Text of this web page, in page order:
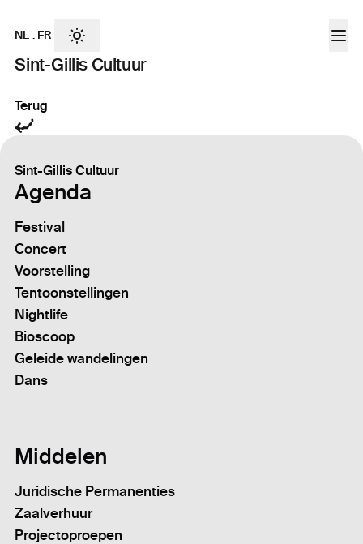
Sint-Gillis Cultuur
NL . FR
Terug
Sint-Gillis Cultuur
Agenda
Festival
Concert
Voorstelling
Tentoonstellingen
Nightlife
Bioscoop
Geleide wandelingen
Dans
Middelen
Juridische Permanenties
Zaalverhuur
Projectoproepen